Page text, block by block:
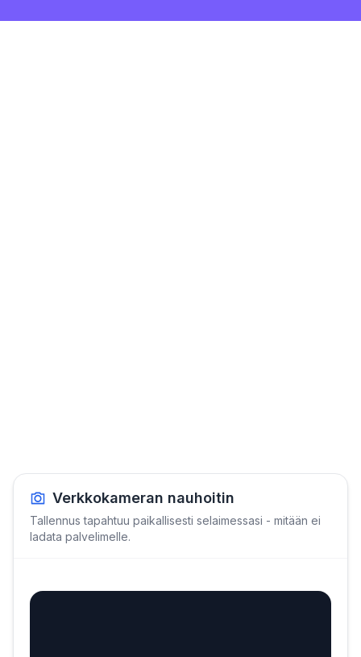
Verkkokameran nauhoitin
Tallennus tapahtuu paikallisesti selaimessasi - mitään ei
ladata palvelimelle.